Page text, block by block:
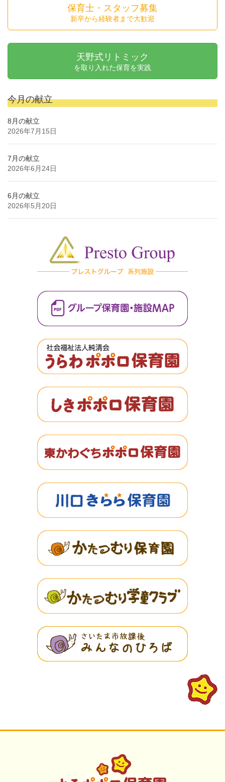
保育士・スタッフ募集
新卒から経験者まで大歓迎
天野式リトミック
を取り入れた保育を実践
今月の献立
8月の献立
2026年7月15日
7月の献立
2026年6月24日
6月の献立
2026年5月20日